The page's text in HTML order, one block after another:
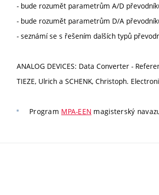
- bude rozumět parametrům A/D
- bude rozumět parametrům D/A
- seznámí se s řešením dalších typů
ANALOG DEVICES: Data Converter -
TIEZE, Ulrich a SCHENK, Christoph.
Program MPA-EEN magisterský